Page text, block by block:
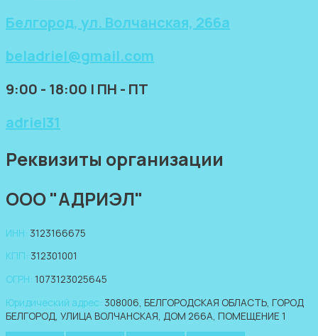
Белгород, ул. Волчанская, 266а
beladriel@gmail.com
9:00 - 18:00 | ПН - ПТ
adriel31
Реквизиты организации
ООО "АДРИЭЛ"
ИНН: 3123166675
КПП: 312301001
ОГРН: 1073123025645
Юридический адрес: 308006, БЕЛГОРОДСКАЯ ОБЛАСТЬ, ГОРОД
БЕЛГОРОД, УЛИЦА ВОЛЧАНСКАЯ, ДОМ 266А, ПОМЕЩЕНИЕ 1